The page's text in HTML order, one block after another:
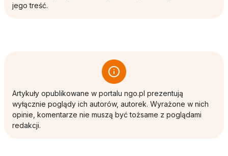
jego treść.
Artykuły opublikowane w portalu ngo.pl prezentują
wyłącznie poglądy ich autorów, autorek. Wyrażone w nich
opinie, komentarze nie muszą być tożsame z poglądami
redakcji.